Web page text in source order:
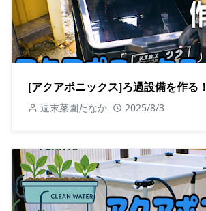
[アクアポニックス]ろ過設備を作る！
週末菜園たなか 2025/8/3